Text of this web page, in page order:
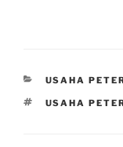
CATEGORIES
USAHA
TAGS
USAHA